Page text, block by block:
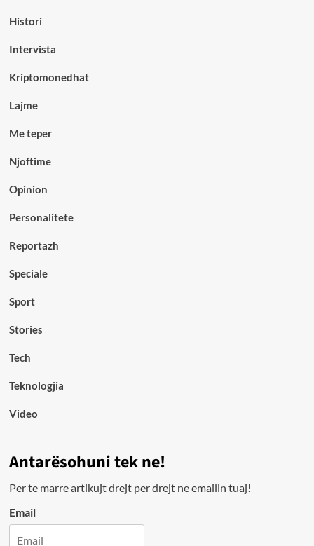
Histori
Intervista
Kriptomonedhat
Lajme
Me teper
Njoftime
Opinion
Personalitete
Reportazh
Speciale
Sport
Stories
Tech
Teknologjia
Video
Antarësohuni tek ne!
Per te marre artikujt drejt per drejt ne emailin tuaj!
Email